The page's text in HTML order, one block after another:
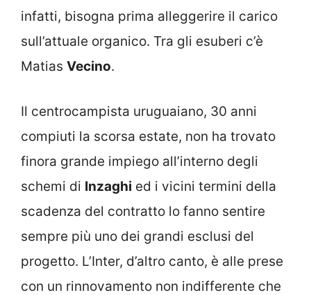
infatti, bisogna prima alleggerire il carico
sull’attuale organico. Tra gli esuberi c’è
Matias Vecino.
Il centrocampista uruguaiano, 30 anni
compiuti la scorsa estate, non ha trovato
finora grande impiego all’interno degli
schemi di Inzaghi ed i vicini termini della
scadenza del contratto lo fanno sentire
sempre più uno dei grandi esclusi del
progetto. L’Inter, d’altro canto, è alle prese
con un rinnovamento non indifferente che